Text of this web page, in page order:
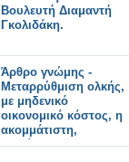
Βουλευτή Διαμαντή
Γκολιδάκη.
Άρθρο γνώμης -
Μεταρρύθμιση ολκής,
με μηδενικό
οικονομικό κόστος, η
ακομμάτιστη,
ανεξάρτητη και